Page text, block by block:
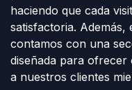
haciendo que cada
satisfactoria.
contamos con una
diseñada para ofrecer
a nuestros clientes